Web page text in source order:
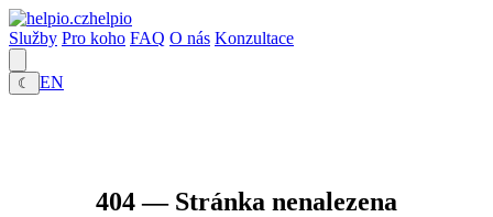
helpio
Služby Pro koho FAQ O nás Konzultace
☾ EN
404 — Stránka nenalezena